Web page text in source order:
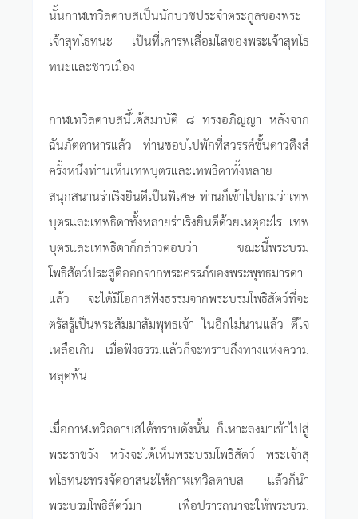
นั้นกาฬเทวิลดาบสเป็นนักบวชประจำตระกูลของพระ
เจ้าสุทโธทนะ เป็นที่เคารพเลื่อมใสของพระเจ้าสุทโธ
ทนะและชาวเมือง
กาฬเทวิลดาบสนี้ได้สมาบัติ ๘ ทรงอภิญญา หลังจาก
ฉันภัตตาหารแล้ว ท่านชอบไปพักที่สวรรค์ชั้นดาวดึงส์
ครั้งหนึ่งท่านเห็นเทพบุตรและเทพธิดาทั้งหลาย
สนุกสนานร่าเริงยินดีเป็นพิเศษ ท่านก็เข้าไปถามว่าเทพ
บุตรและเทพธิดาทั้งหลายร่าเริงยินดีด้วยเหตุอะไร เทพ
บุตรและเทพธิดาก็กล่าวตอบว่า ขณะนี้พระบรม
โพธิสัตว์ประสูติออกจากพระครรภ์ของพระพุทธมารดา
แล้ว จะได้มีโอกาสฟังธรรมจากพระบรมโพธิสัตว์ที่จะ
ตรัสรู้เป็นพระสัมมาสัมพุทธเจ้า ในอีกไม่นานแล้ว ดีใจ
เหลือเกิน เมื่อฟังธรรมแล้วก็จะทราบถึงทางแห่งความ
หลุดพ้น
เมื่อกาฬเทวิลดาบสได้ทราบดังนั้น ก็เหาะลงมาเข้าไปสู่
พระราชวัง หวังจะได้เห็นพระบรมโพธิสัตว์ พระเจ้าสุ
ทโธทนะทรงจัดอาสนะให้กาฬเทวิลดาบส แล้วก็นำ
พระบรมโพธิสัตว์มา เพื่อปรารถนาจะให้พระบรม